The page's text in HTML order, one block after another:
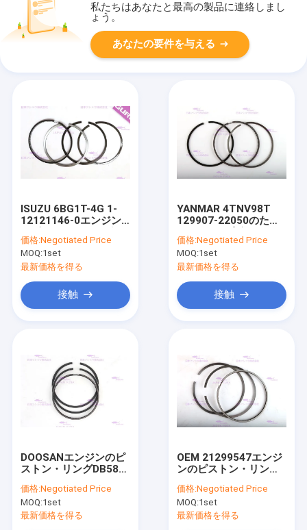
私たちはあなたと最高の製品に連絡しまし
ょう。
あなたの要件を与える
ISUZU 6BG1T-4G 1-
12121146-0エンジン
価格:Negotiated Price
MOQ:1set
最新価格を得る
接触
YANMAR 4TNV98T
129907-22050のため
ンのピストン・リング
価格:Negotiated Price
MOQ:1set
最新価格を得る
接触
DOOSANエンジンのピ
ストン・リングDB58-
8058
価格:Negotiated Price
MOQ:1set
最新価格を得る
OEM 21299547エンジ
ンのピストン・リング
めの108のmm
価格:Negotiated Price
MOQ:1set
最新価格を得る